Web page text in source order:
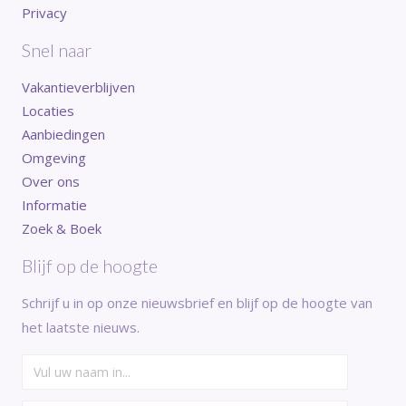
Privacy
Snel naar
Vakantieverblijven
Locaties
Aanbiedingen
Omgeving
Over ons
Informatie
Zoek & Boek
Blijf op de hoogte
Schrijf u in op onze nieuwsbrief en blijf op de hoogte van
het laatste nieuws.